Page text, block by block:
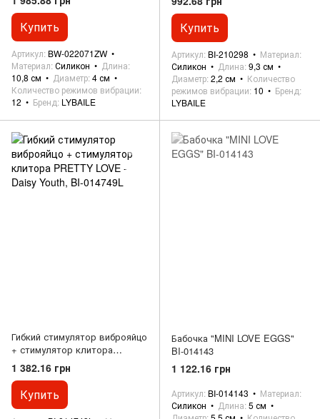
Купить
Артикул BW-022071ZW
Материал Силикон
Длина
10,8 см
Диаметр 4 см
Количество режимов вибрации
12
Бренд LYBAILE
Gorgon, BI-210298
Купить
Артикул BI-210298
Материал
Силикон
Длина 9,3 см
Диаметр 2,2 см
Количество
режимов вибрации 10
Бренд
LYBAILE
Гибкий стимулятор виброяйцо
+ стимулятор клитора
PRETTY LOVE - Daisy Youth,
BI-014749L
1 382.16 грн
Купить
Бабочка "MINI LOVE EGGS"
BI-014143
1 122.16 грн
Артикул BI-014143
Материал
Силикон
Длина 5 см